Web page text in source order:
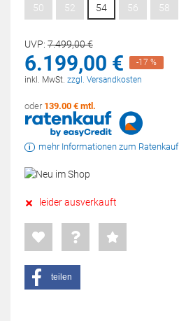
50
52 54 56 58
UVP: 7.499,00€
6.199,00 €
-17 %
inkl. MwSt. zzgl. Versandkosten
oder 139.00 € mtl.
mehr Informationen zum Ratenkauf
leider ausverkauft
teilen